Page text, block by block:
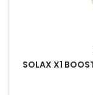
SOLAX X1